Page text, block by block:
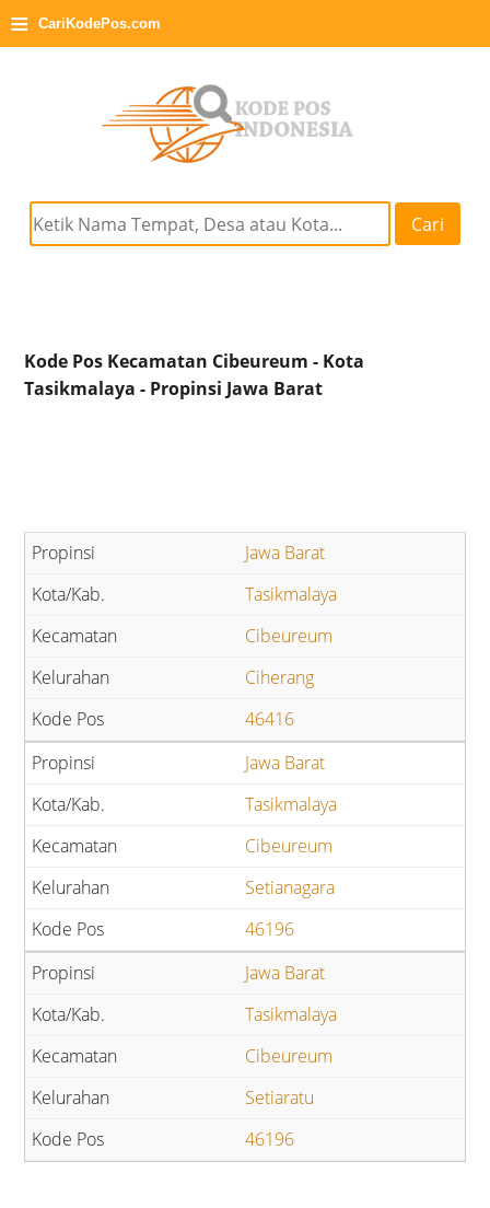
≡ CariKodePos.com
Cari
Kode Pos Kecamatan Cibeureum - Kota
Tasikmalaya - Propinsi Jawa Barat
Jawa Barat
Tasikmalaya
Cibeureum
Ciherang
46416
Jawa Barat
Tasikmalaya
Cibeureum
Setianagara
46196
Jawa Barat
Tasikmalaya
Cibeureum
Setiaratu
46196